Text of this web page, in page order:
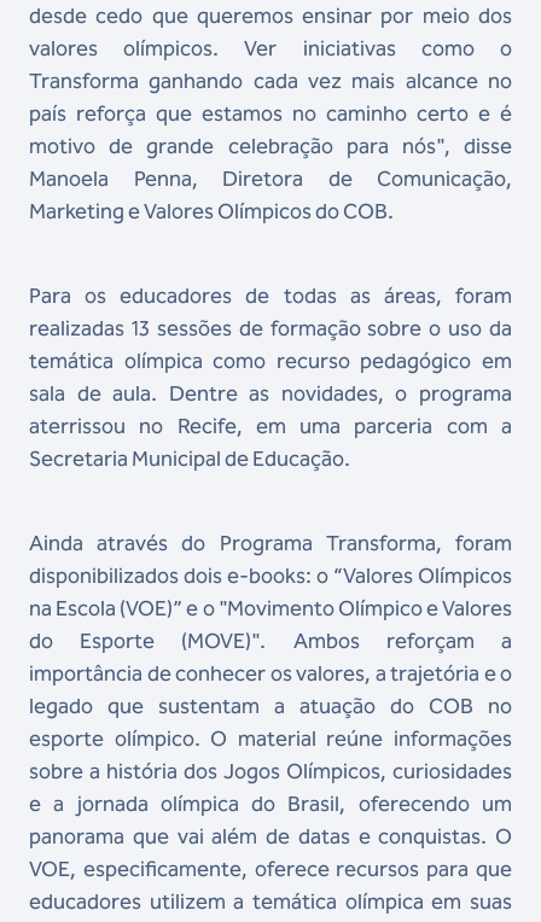
desde cedo que queremos ensinar por meio dos
valores olímpicos. Ver iniciativas como o
Transforma ganhando cada vez mais alcance no
país reforça que estamos no caminho certo e é
motivo de grande celebração para nós", disse
Manoela Penna, Diretora de Comunicação,
Marketing e Valores Olímpicos do COB.
Para os educadores de todas as áreas, foram
realizadas 13 sessões de formação sobre o uso da
temática olímpica como recurso pedagógico em
sala de aula. Dentre as novidades, o programa
aterrissou no Recife, em uma parceria com a
Secretaria Municipal de Educação.
Ainda através do Programa Transforma, foram
disponibilizados dois e-books: o “Valores Olímpicos
na Escola (VOE)” e o "Movimento Olímpico e Valores
do Esporte (MOVE)". Ambos reforçam a
importância de conhecer os valores, a trajetória e o
legado que sustentam a atuação do COB no
esporte olímpico. O material reúne informações
sobre a história dos Jogos Olímpicos, curiosidades
e a jornada olímpica do Brasil, oferecendo um
panorama que vai além de datas e conquistas. O
VOE, especificamente, oferece recursos para que
educadores utilizem a temática olímpica em suas